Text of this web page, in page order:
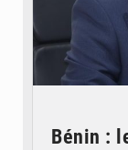
Bénin :